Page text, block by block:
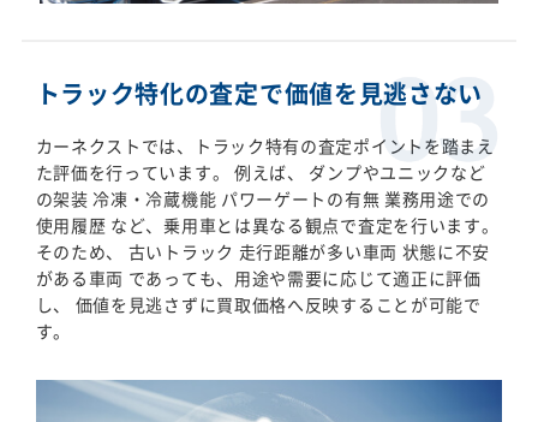
トラック特化の査定で価値を見逃さない
カーネクストでは、トラック特有の査定ポイントを踏まえ
た評価を行っています。 例えば、 ダンプやユニックなど
の架装 冷凍・冷蔵機能 パワーゲートの有無 業務用途での
使用履歴 など、乗用車とは異なる観点で査定を行います。
そのため、 古いトラック 走行距離が多い車両 状態に不安
がある車両 であっても、用途や需要に応じて適正に評価
し、 価値を見逃さずに買取価格へ反映することが可能で
す。